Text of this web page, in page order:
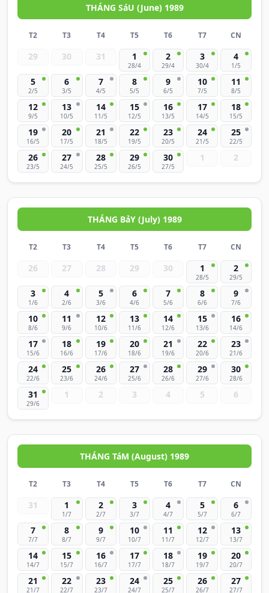
THÁNG SáU (June) 1989
T2 T3 T4 T5 T6 T7 CN
29 30 31 1
28/4
2
29/4
3
30/4
4
1/5
5
2/5
6
3/5
7
4/5
8
5/5
9
6/5
10
7/5
11
8/5
12
9/5
13
10/5
14
11/5
15
12/5
16
13/5
17
14/5
18
15/5
19
16/5
20
17/5
21
18/5
22
19/5
23
20/5
24
21/5
25
22/5
26
23/5
27
24/5
28
25/5
29
26/5
30
27/5
1 2
THÁNG BảY (July) 1989
T2 T3 T4 T5 T6 T7 CN
26 27 28 29 30 1
28/5
2
29/5
3
1/6
4
2/6
5
3/6
6
4/6
7
5/6
8
6/6
9
7/6
10
8/6
11
9/6
12
10/6
13
11/6
14
12/6
15
13/6
16
14/6
17
15/6
18
16/6
19
17/6
20
18/6
21
19/6
22
20/6
23
21/6
24
22/6
25
23/6
26
24/6
27
25/6
28
26/6
29
27/6
30
28/6
31
29/6
1 2 3 4 5 6
THÁNG TáM (August) 1989
T2 T3 T4 T5 T6 T7 CN
31 1
1/7
2
2/7
3
3/7
4
4/7
5
5/7
6
6/7
7
7/7
8
8/7
9
9/7
10
10/7
11
11/7
12
12/7
13
13/7
14
14/7
15
15/7
16
16/7
17
17/7
18
18/7
19
19/7
20
20/7
21
21/7
22
22/7
23
23/7
24
24/7
25
25/7
26
26/7
27
27/7